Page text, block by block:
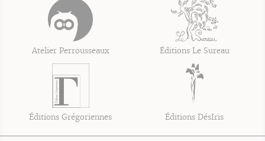
Atelier Perrousseaux Éditions Le Sureau
Éditions Grégoriennes Éditions DésIris